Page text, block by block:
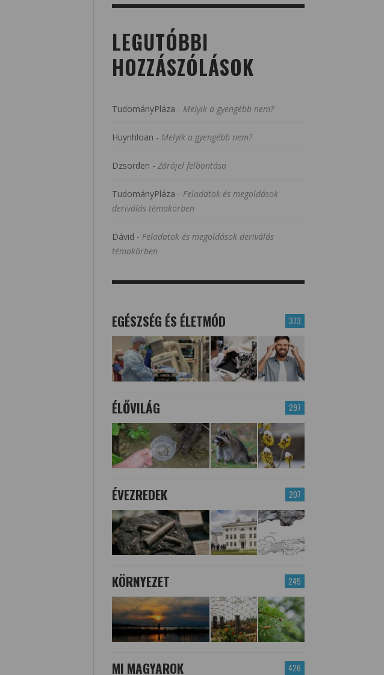
LEGUTÓBBI
HOZZÁSZÓLÁSOK
TudományPláza - Melyik a gyengébb nem?
Huynhloan - Melyik a gyengébb nem?
Dzsorden - Zárójel felbontása
TudományPláza - Feladatok és megoldások
deriválás témakörben
Dávid - Feladatok és megoldások deriválás
témakörben
373
EGÉSZSÉG ÉS ÉLETMÓD
297
ÉLŐVILÁG
207
ÉVEZREDEK
245
KÖRNYEZET
426
MI MAGYAROK